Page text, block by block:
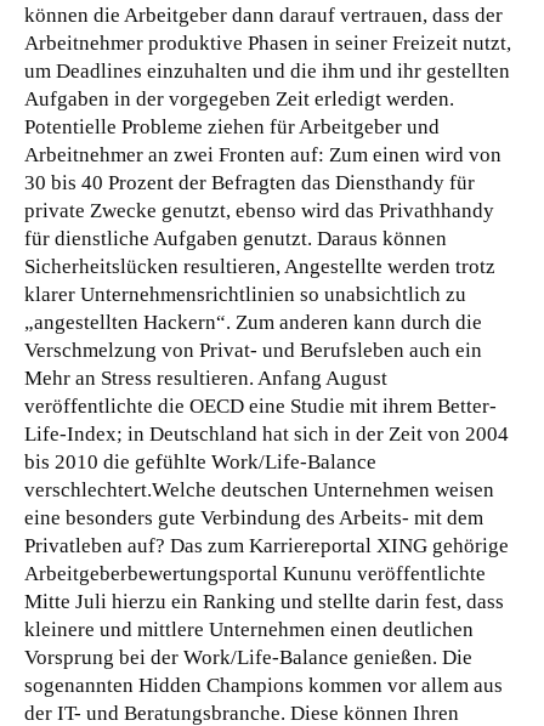
können die Arbeitgeber dann darauf vertrauen, dass der
Arbeitnehmer produktive Phasen in seiner Freizeit nutzt,
um Deadlines einzuhalten und die ihm und ihr gestellten
Aufgaben in der vorgegeben Zeit erledigt werden.
Potentielle Probleme ziehen für Arbeitgeber und
Arbeitnehmer an zwei Fronten auf: Zum einen wird von
30 bis 40 Prozent der Befragten das Diensthandy für
private Zwecke genutzt, ebenso wird das Privathhandy
für dienstliche Aufgaben genutzt. Daraus können
Sicherheitslücken resultieren, Angestellte werden trotz
klarer Unternehmensrichtlinien so unabsichtlich zu
„angestellten Hackern“. Zum anderen kann durch die
Verschmelzung von Privat- und Berufsleben auch ein
Mehr an Stress resultieren. Anfang August
veröffentlichte die OECD eine Studie mit ihrem Better-
Life-Index; in Deutschland hat sich in der Zeit von 2004
bis 2010 die gefühlte Work/Life-Balance
verschlechtert.Welche deutschen Unternehmen weisen
eine besonders gute Verbindung des Arbeits- mit dem
Privatleben auf? Das zum Karriereportal XING gehörige
Arbeitgeberbewertungsportal Kununu veröffentlichte
Mitte Juli hierzu ein Ranking und stellte darin fest, dass
kleinere und mittlere Unternehmen einen deutlichen
Vorsprung bei der Work/Life-Balance genießen. Die
sogenannten Hidden Champions kommen vor allem aus
der IT- und Beratungsbranche. Diese können Ihren